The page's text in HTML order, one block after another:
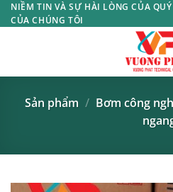
Bỏ
qua
NIỀM TIN VÀ SỰ HÀI LÒNG CỦA
CỦA CHÚNG TÔI
Sản phẩm / Bơm công